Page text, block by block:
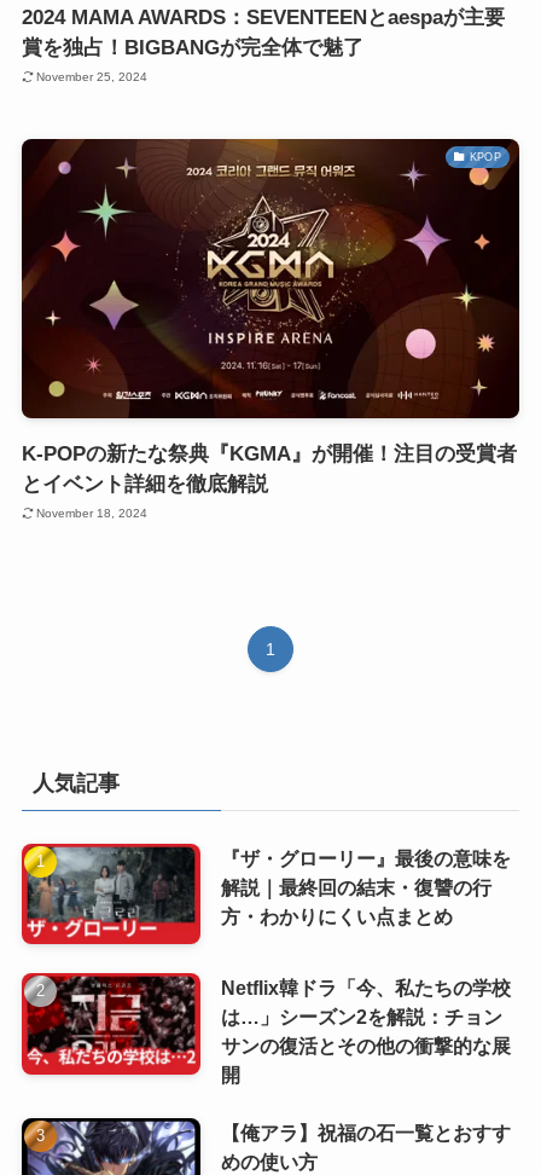
2024 MAMA AWARDS：SEVENTEENとaespaが主要
賞を独占！BIGBANGが完全体で魅了
November 25, 2024
KPOP
K-POPの新たな祭典『KGMA』が開催！注目の受賞者
とイベント詳細を徹底解説
November 18, 2024
1
人気記事
『ザ・グローリー』最後の意味を
解説｜最終回の結末・復讐の行
方・わかりにくい点まとめ
Netflix韓ドラ「今、私たちの学校
は…」シーズン2を解説：チョン
サンの復活とその他の衝撃的な展
開
【俺アラ】祝福の石一覧とおすす
めの使い方